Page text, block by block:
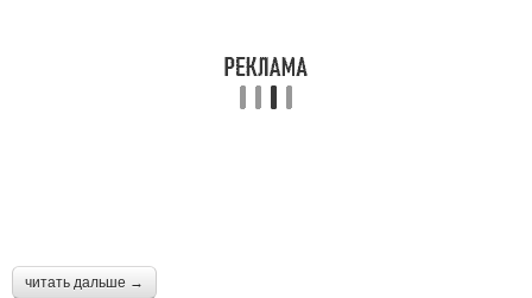
читать дальше →